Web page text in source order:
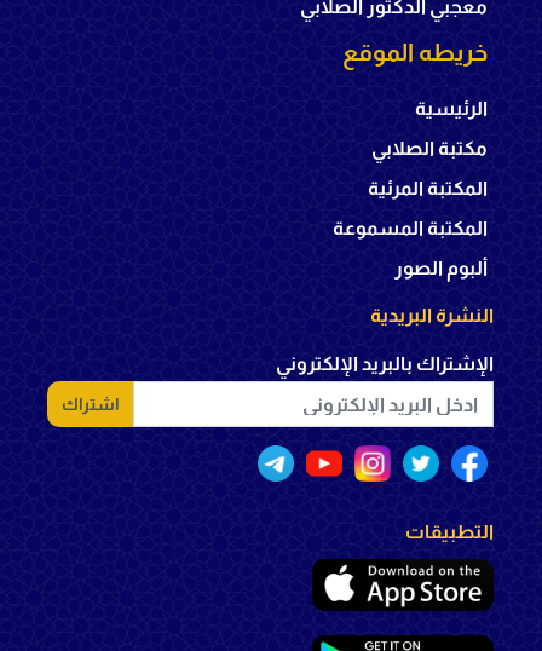
معجبي الدكتور الصلابي
خريطه الموقع
الرئيسية
مكتبة الصلابي
المكتبة المرئية
المكتبة المسموعة
ألبوم الصور
النشرة البريدية
الإشتراك بالبريد الإلكتروني
اشتراك
التطبيقات